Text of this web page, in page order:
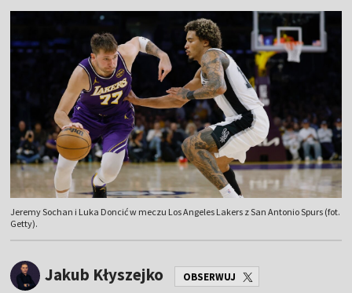
Jeremy Sochan i Luka Doncić w meczu Los Angeles Lakers z San Antonio Spurs (fot.
Getty).
Jakub Kłyszejko OBSERWUJ